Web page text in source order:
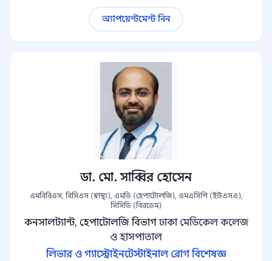
অ্যাপয়েন্টমেন্ট নিন
ডা. মো. সাব্বির হোসেন
এমবিবিএস, বিসিএস (স্বাস্থ্য), এমডি (হেপাটোলজি), এমএসিপি (ইউএসএ),
সিসিডি (বিরডেম)
কনসালট্যান্ট, হেপাটোলজি বিভাগ ঢাকা মেডিকেল কলেজ
ও হাসপাতাল
লিভার ও গ্যাস্ট্রোইনটেস্টাইনাল রোগ বিশেষজ্ঞ